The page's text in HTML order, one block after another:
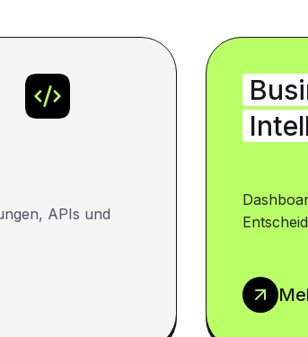
APIs und